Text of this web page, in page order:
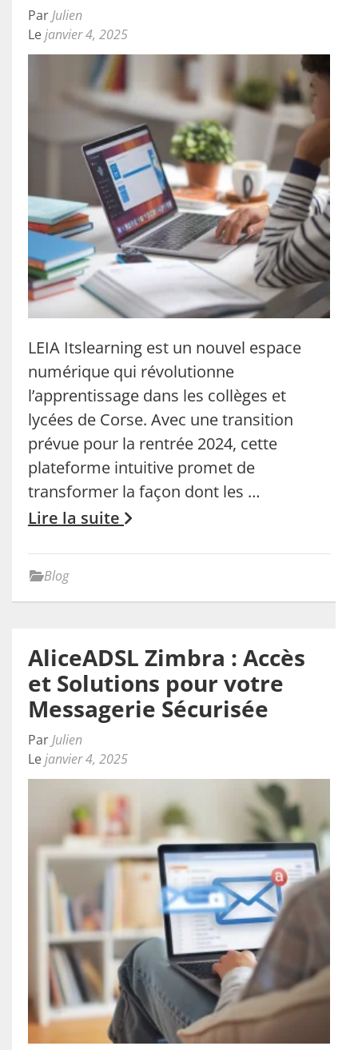
ParJulien
Lejanvier 4, 2025
LEIA Itslearning est un nouvel espace
numérique qui révolutionne
l’apprentissage dans les collèges et
lycées de Corse. Avec une transition
prévue pour la rentrée 2024, cette
plateforme intuitive promet de
transformer la façon dont les …
Lire la suite
Blog
AliceADSL Zimbra : Accès
et Solutions pour votre
Messagerie Sécurisée
ParJulien
Lejanvier 4, 2025